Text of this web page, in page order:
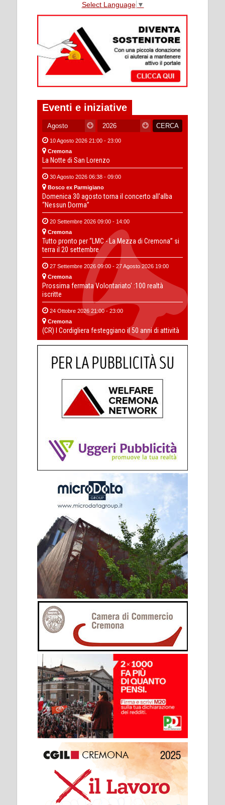
Select Language ▼
Eventi e iniziative
10 Agosto 2026 21:00 - 23:00
Cremona
La Notte di San Lorenzo
30 Agosto 2026 06:38 - 09:00
Bosco ex Parmigiano
Domenica 30 agosto torna il concerto all’alba
“Nessun Dorma”
20 Settembre 2026 09:00 - 14:00
Cremona
Tutto pronto per “LMC - La Mezza di Cremona” si
terra il 20 settembre
27 Settembre 2026 09:00 - 27 Agosto 2026 19:00
Cremona
Prossima fermata Volontariato' :100 realtà
iscritte
24 Ottobre 2026 21:00 - 23:00
Cremona
(CR) I Cordigliera festeggiano il 50 anni di attività